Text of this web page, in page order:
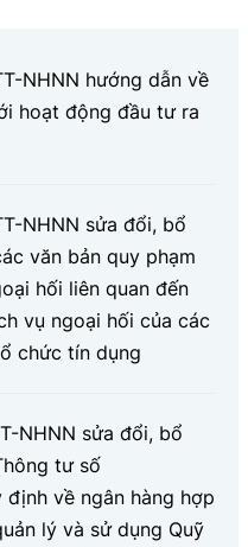
NHNN hướng dẫn về
hoạt động đầu tư ra
NHNN sửa đổi, bổ
văn bản quy phạm
hối liên quan đến
vụ ngoại hối của các
chức tín dụng
NHNN sửa đổi, bổ
tư số
về ngân hàng hợp
lý và sử dụng Quỹ